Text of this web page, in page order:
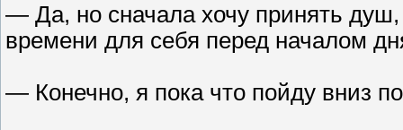
— Да, но сначала хочу принять
времени для себя перед началом
— Конечно, я пока что пойду вниз